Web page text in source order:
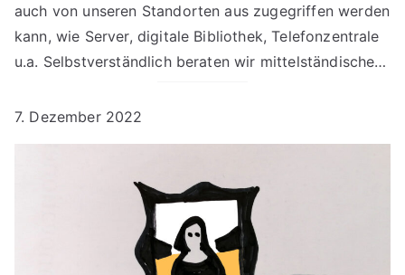
auch von unseren Standorten aus zugegriffen werden
kann, wie Server, digitale Bibliothek, Telefonzentrale
u.a. Selbstverständlich beraten wir mittelständische…
7. Dezember 2022